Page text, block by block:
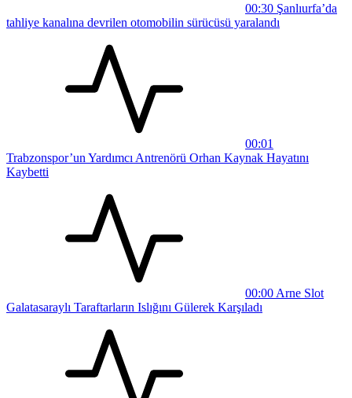
00:30 Şanlıurfa’da
tahliye kanalına devrilen otomobilin sürücüsü yaralandı
00:01
Trabzonspor’un Yardımcı Antrenörü Orhan Kaynak Hayatını
Kaybetti
00:00 Arne Slot
Galatasaraylı Taraftarların Islığını Gülerek Karşıladı